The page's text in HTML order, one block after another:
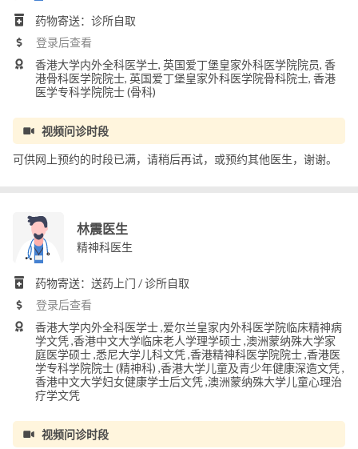
药物寄送：诊所自取
登录后查看
香港大学内外全科医学士, 英国爱丁堡皇家外科医学院院员, 香
港骨科医学院院士, 英国爱丁堡皇家外科医学院骨科院士, 香港
医学专科学院院士 (骨科)
视频问诊时段
可供网上预约的时段已满，请稍后再试，或预约其他医生，谢谢。
林震医生
精神科医生
药物寄送：送药上门 / 诊所自取
登录后查看
香港大学内外全科医学士 ,爱尔兰皇家内外科医学院临床精神病
学文凭 ,香港中文大学临床老人学理学硕士 ,澳洲蒙纳殊大学家
庭医学硕士 ,悉尼大学儿科文凭 ,香港精神科医学院院士 ,香港医
学专科学院院士 (精神科) ,香港大学儿童及青少年健康深造文凭 ,
香港中文大学妇女健康学士后文凭 ,澳洲蒙纳殊大学儿童心理治
疗学文凭
视频问诊时段